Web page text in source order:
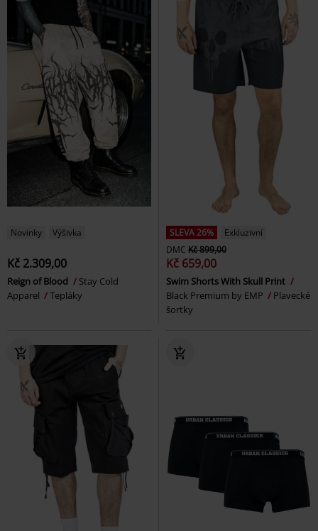
Novinky Výšivka
Kč 2.309,00
Reign of Blood
Stay Cold
Apparel
Tepláky
SLEVA 26%
Exkluzivní
DMC Kč 899,00
Kč 659,00
Swim Shorts With Skull Print
Black Premium by EMP
Plavecké
šortky